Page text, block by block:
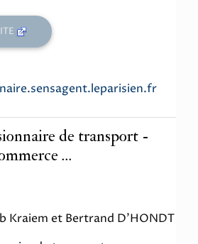
de transport -
...
Kraiem et Bertrand D'HONDT